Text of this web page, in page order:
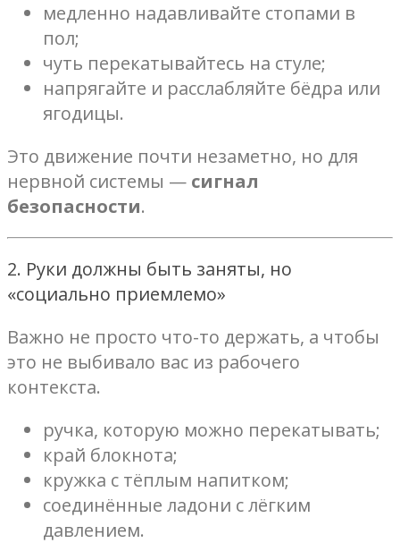
медленно надавливайте стопами в
пол;
чуть перекатывайтесь на стуле;
напрягайте и расслабляйте бёдра или
ягодицы.
Это движение почти незаметно, но для
нервной системы — сигнал
безопасности.
2. Руки должны быть заняты, но
«социально приемлемо»
Важно не просто что-то держать, а чтобы
это не выбивало вас из рабочего
контекста.
ручка, которую можно перекатывать;
край блокнота;
кружка с тёплым напитком;
соединённые ладони с лёгким
давлением.